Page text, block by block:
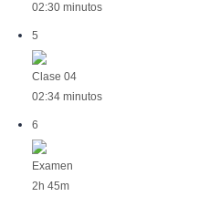
02:30 minutos
5
Clase 04
02:34 minutos
6
Examen
2h 45m